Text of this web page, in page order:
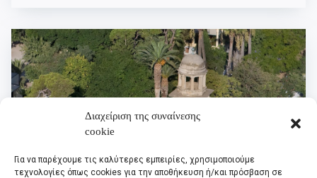
Διαχείριση της συναίνεσης
cookie
Για να παρέχουμε τις καλύτερες εμπειρίες, χρησιμοποιούμε
τεχνολογίες όπως cookies για την αποθήκευση ή/και πρόσβαση σε